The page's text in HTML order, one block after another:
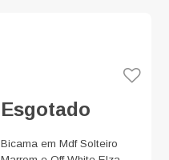
Esgotado
Bicama em Mdf Solteiro